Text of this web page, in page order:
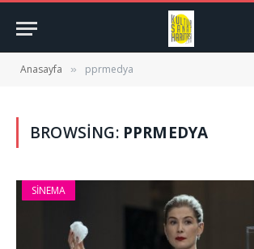
Anasayfa » pprmedya
BROWSING: PPRMEDYA
SINEMA